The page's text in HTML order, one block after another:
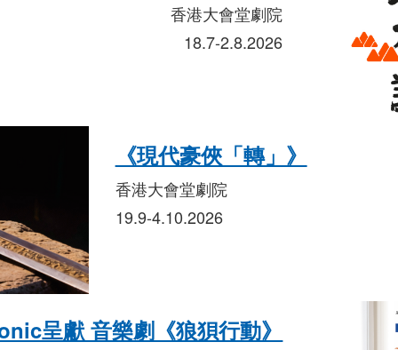
香港大會堂劇院
18.7-2.8.2026
《現代豪俠「轉」》
香港大會堂劇院
19.9-4.10.2026
呈獻 音樂劇《狼狽行動》